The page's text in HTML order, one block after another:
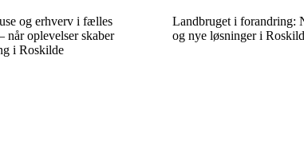
og erhverv i fælles
når oplevelser skaber
i Roskilde
Landbruget i forandring:
og nye løsninger i